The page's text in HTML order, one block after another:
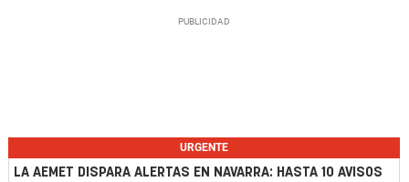
URGENTE
LA AEMET DISPARA ALERTAS EN NAVARRA: HASTA 10 AVISOS